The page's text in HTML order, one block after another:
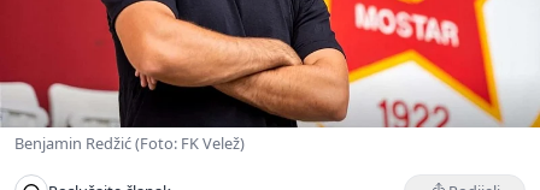
Benjamin Redžić (Foto: FK Velež)